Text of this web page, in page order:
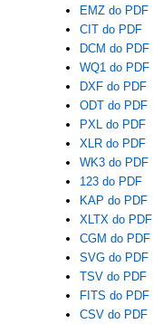
EMZ do PDF
CIT do PDF
DCM do PDF
WQ1 do PDF
DXF do PDF
ODT do PDF
PXL do PDF
XLR do PDF
WK3 do PDF
123 do PDF
KAP do PDF
XLTX do PDF
CGM do PDF
SVG do PDF
TSV do PDF
FITS do PDF
CSV do PDF